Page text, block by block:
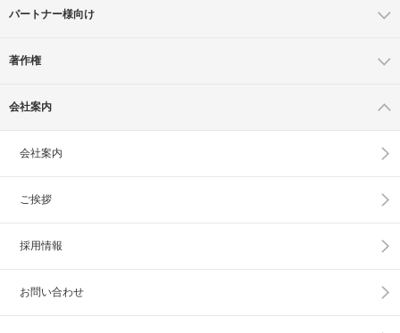
パートナー様向け
著作権
会社案内
会社案内
ご挨拶
採用情報
お問い合わせ